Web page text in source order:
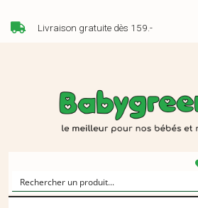
Livraison gratuite dès 159.-